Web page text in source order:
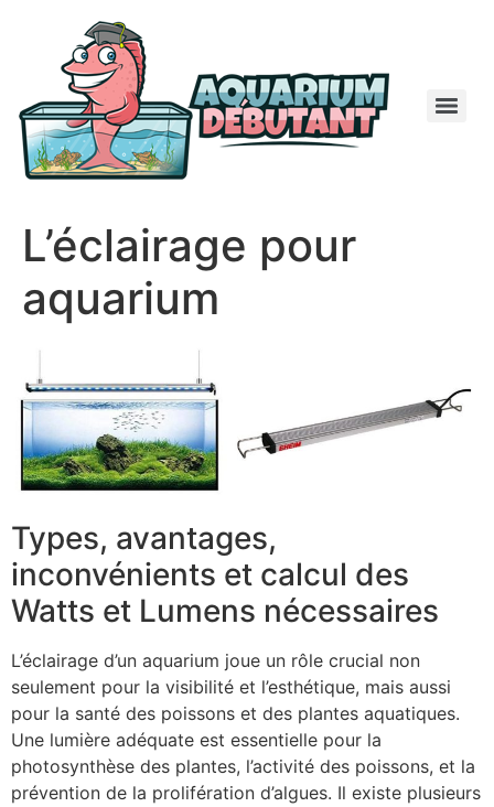
L’éclairage pour
aquarium
Types, avantages,
inconvénients et calcul des
Watts et Lumens nécessaires
L’éclairage d’un aquarium joue un rôle crucial non
seulement pour la visibilité et l’esthétique, mais aussi
pour la santé des poissons et des plantes aquatiques.
Une lumière adéquate est essentielle pour la
photosynthèse des plantes, l’activité des poissons, et la
prévention de la prolifération d’algues. Il existe plusieurs